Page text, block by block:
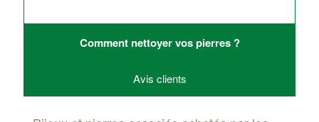
Comment nettoyer vos pierres ?
Avis clients